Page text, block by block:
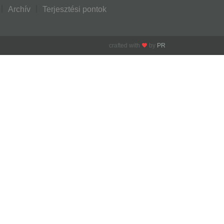
Archív Terjesztési pontok
crafted with by PR